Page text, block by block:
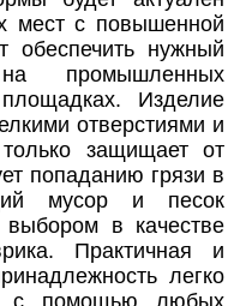
мест с повышенной
обеспечить нужный
промышленных
Изделие
отверстиями и
защищает от
попаданию грязи в
мусор и песок
выбором в качестве
Практичная и
легко
с помощью любых